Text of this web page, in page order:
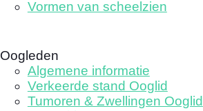
Vormen van scheelzien
Oogleden
Algemene informatie
Verkeerde stand Ooglid
Tumoren & Zwellingen Ooglid